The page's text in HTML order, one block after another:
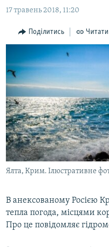
основної
навігації
Перейти
до
БЛОГИ
ПОГЛЯД
ВСЕ ЗА ДЕНЬ
СПЕЦПРОЕКТИ
ДЕПОРТАЦІЯ
ВІДЕОУРОКИ «ELIFBE»
СВІДЧЕННЯ ОКУПАЦІЇ
УКРАЇНСЬКА ПРОБЛЕМА КРИМУ
ІНФОГРАФІКА
ЯК ОБІЙТИ БЛОКУВАННЯ
Русский
Qırımtatar
ДОЛУЧАЙСЯ!
Усі сайти RFE/RL
17 травень 2018, 11:20
Поділитись
Ялта, Крим. Ілюстративне
В анексованому Росією
тепла погода, місцями
Про це повідомляє